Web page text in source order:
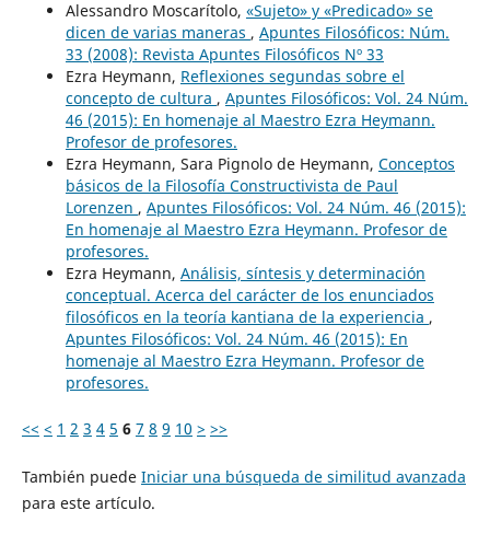
Alessandro Moscarítolo, «Sujeto» y «Predicado» se
dicen de varias maneras , Apuntes Filosóficos: Núm.
33 (2008): Revista Apuntes Filosóficos Nº 33
Ezra Heymann, Reflexiones segundas sobre el
concepto de cultura , Apuntes Filosóficos: Vol. 24 Núm.
46 (2015): En homenaje al Maestro Ezra Heymann.
Profesor de profesores.
Ezra Heymann, Sara Pignolo de Heymann, Conceptos
básicos de la Filosofía Constructivista de Paul
Lorenzen , Apuntes Filosóficos: Vol. 24 Núm. 46 (2015):
En homenaje al Maestro Ezra Heymann. Profesor de
profesores.
Ezra Heymann, Análisis, síntesis y determinación
conceptual. Acerca del carácter de los enunciados
filosóficos en la teoría kantiana de la experiencia ,
Apuntes Filosóficos: Vol. 24 Núm. 46 (2015): En
homenaje al Maestro Ezra Heymann. Profesor de
profesores.
<< < 1 2 3 4 5 6 7 8 9 10 > >>
También puede Iniciar una búsqueda de similitud avanzada
para este artículo.